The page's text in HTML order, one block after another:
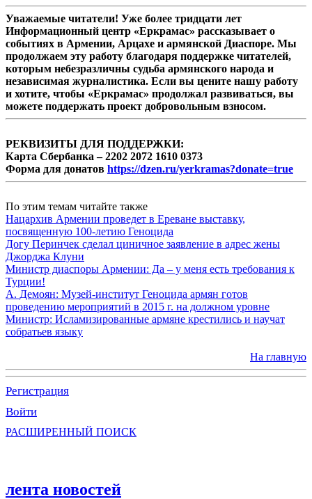
Уважаемые читатели! Уже более тридцати лет
Информационный центр «Еркрамас» рассказывает о
событиях в Армении, Арцахе и армянской Диаспоре. Мы
продолжаем эту работу благодаря поддержке читателей,
которым небезразличны судьба армянского народа и
независимая журналистика. Если вы цените нашу работу
и хотите, чтобы «Еркрамас» продолжал развиваться, вы
можете поддержать проект добровольным взносом.
РЕКВИЗИТЫ ДЛЯ ПОДДЕРЖКИ:
Карта Сбербанка – 2202 2072 1610 0373
Форма для донатов https://dzen.ru/yerkramas?donate=true
По этим темам читайте также
Нацархив Армении проведет в Ереване выставку,
посвященную 100-летию Геноцида
Догу Перинчек сделал циничное заявление в адрес жены
Джорджа Клуни
Министр диаспоры Армении: Да – у меня есть требования к
Турции!
А. Демоян: Музей-институт Геноцида армян готов
проведению мероприятий в 2015 г. на должном уровне
Министр: Исламизированные армяне крестились и научат
собратьев языку
На главную
Регистрация
Войти
РАСШИРЕННЫЙ ПОИСК
лента новостей